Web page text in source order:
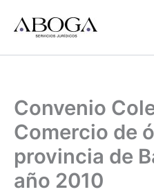
contenido
Convenio
Comercio de
provincia de
año 2010